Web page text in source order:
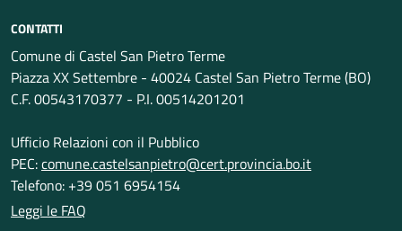
CONTATTI
Comune di Castel San Pietro Terme
Piazza XX Settembre - 40024 Castel San Pietro Terme (BO)
C.F. 00543170377 - P.I. 00514201201
Ufficio Relazioni con il Pubblico
PEC:comune.castelsanpietro@cert.provincia.bo.it
Telefono: +39 051 6954154
Leggi le FAQ